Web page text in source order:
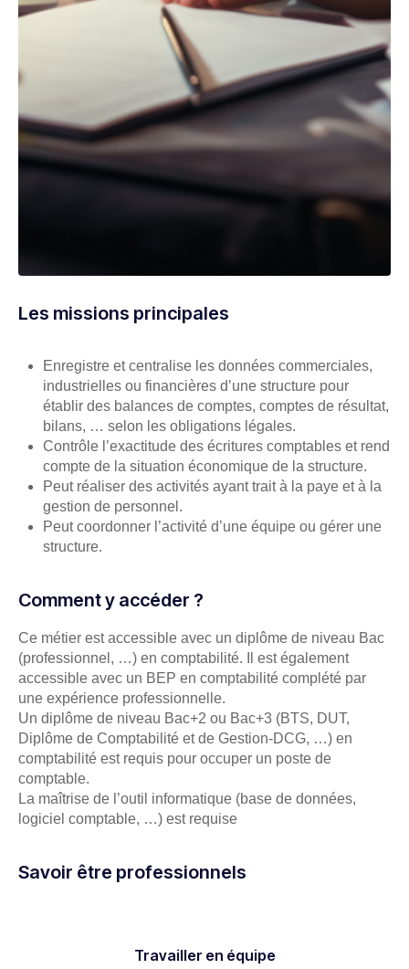
Les missions principales
Enregistre et centralise les données commerciales,
industrielles ou financières d’une structure pour
établir des balances de comptes, comptes de résultat,
bilans, … selon les obligations légales.
Contrôle l’exactitude des écritures comptables et rend
compte de la situation économique de la structure.
Peut réaliser des activités ayant trait à la paye et à la
gestion de personnel.
Peut coordonner l’activité d’une équipe ou gérer une
structure.
Comment y accéder ?
Ce métier est accessible avec un diplôme de niveau Bac
(professionnel, …) en comptabilité. Il est également
accessible avec un BEP en comptabilité complété par
une expérience professionnelle.
Un diplôme de niveau Bac+2 ou Bac+3 (BTS, DUT,
Diplôme de Comptabilité et de Gestion-DCG, …) en
comptabilité est requis pour occuper un poste de
comptable.
La maîtrise de l’outil informatique (base de données,
logiciel comptable, …) est requise
Savoir être professionnels
Travailler en équipe